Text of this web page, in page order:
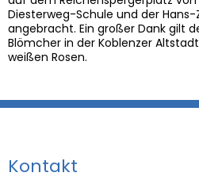
Diesterweg-Schule und der
angebracht. Ein großer Dank gilt
Blömcher in der Koblenzer
weißen Rosen.
Kontakt